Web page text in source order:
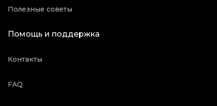
Полезные советы
Помощь и поддержка
Контакты
FAQ